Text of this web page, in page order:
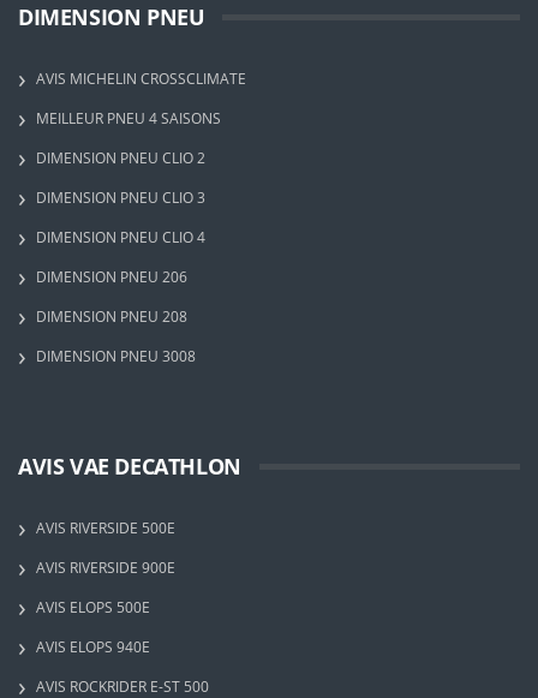
DIMENSION PNEU
AVIS MICHELIN CROSSCLIMATE
MEILLEUR PNEU 4 SAISONS
DIMENSION PNEU CLIO 2
DIMENSION PNEU CLIO 3
DIMENSION PNEU CLIO 4
DIMENSION PNEU 206
DIMENSION PNEU 208
DIMENSION PNEU 3008
AVIS VAE DECATHLON
AVIS RIVERSIDE 500E
AVIS RIVERSIDE 900E
AVIS ELOPS 500E
AVIS ELOPS 940E
AVIS ROCKRIDER E-ST 500